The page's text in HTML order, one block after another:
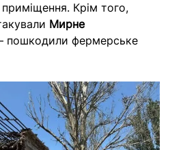
Крім того,
Мирне
пошкодили фермерське